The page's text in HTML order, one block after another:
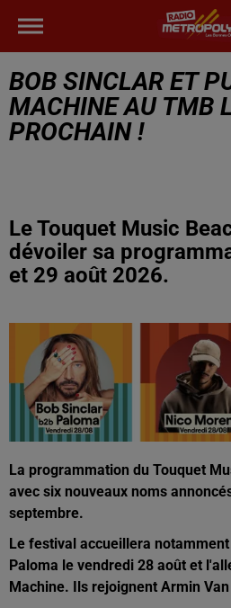
BOB SINCLAR ET
MACHINE AU TMB
PROCHAIN !
Le Touquet Music
dévoiler sa
et 29 août 2026.
La programmation du Touquet
avec six nouveaux noms
septembre.
Le festival accueillera
Paloma le vendredi 28 août et
Machine. Ils rejoignent Armin